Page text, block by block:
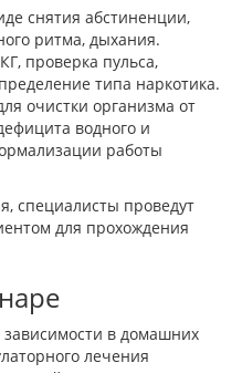
снятия абстиненции,
ритма, дыхания.
проверка пульса,
типа наркотика.
очистки организма от
водного и
работы
специалисты проведут
для прохождения
зависимости в домашних
лечения